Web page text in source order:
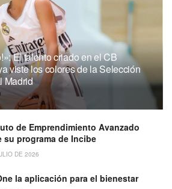
El talento criado en el CB
viste los colores de la Selección
Madrid
de Emprendimiento Avanzado
su programa de Incibe
DE 2026
la aplicación para el bienestar